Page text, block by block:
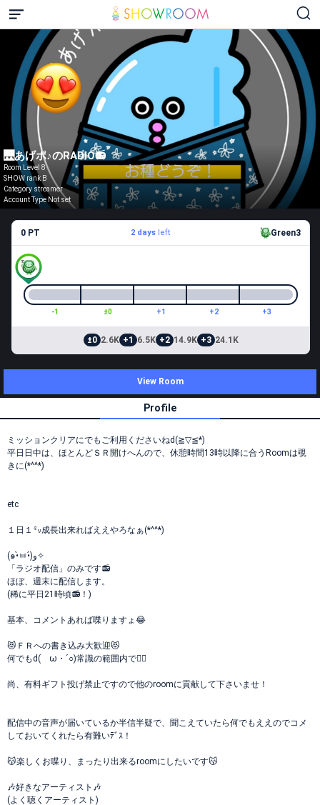
🌉あげポ♪のRADIO📻
Room Level 8
SHOW rank B
Category streamer
Account Type Not set
0 PT 2 daysleft Green3
-1 ±0 +1 +2 +3
±0 2.6K +1 6.5K +2 14.9K +3 24.1K
View Room
Profile
ミッションクリアにでもご利用くださいねd(≧▽≦*)
平日日中は、ほとんどＳＲ開けへんので、休憩時間13時以降に合うRoomは覗
きに(*^^*)
etc
１日１㍉成長出来ればええやろなぁ(*^^*)
(๑•̀ㅂ•́)و✧
「ラジオ配信」のみです📻️
ほぼ、週末に配信します。
(稀に平日21時頃📻！)
基本、コメントあれば喋りますょ😂
😻ＦＲへの書き込み大歓迎😻
何でもd(ゝω・´○)常識の範囲内で🙆‍♀️
尚、有料ギフト投げ禁止ですので他のroomに貢献して下さいませ！
配信中の音声が届いているか半信半疑で、聞こえていたら何でもええのでコメ
しておいてくれたら有難いﾃﾞｽ！
😽楽しくお喋り、まったり出来るroomにしたいです😽
🎶好きなアーティスト🎶
(よく聴くアーティスト)